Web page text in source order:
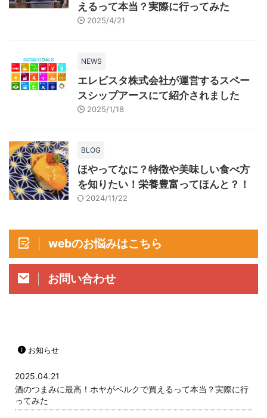
えるって本当？実際に行ってみた
2025/4/21
NEWS
エレビスタ株式会社が運営するスペー
スシップアースにて紹介されました
2025/1/18
BLOG
ほやってなに？特徴や美味しい食べ方
を知りたい！栄養豊富ってほんと？！
2024/11/22
webのお悩みはこちら
お問い合わせ
お知らせ
2025.04.21
酒のつまみに最高！ホヤがベルクで買えるって本当？実際に行
ってみた